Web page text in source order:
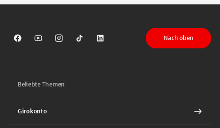
Sparkasse auf Facebook
Sparkasse auf Youtube
Sparkasse auf Instagram
Sparkasse auf TikTok
Sparkasse auf LinkedIn
Nach oben
Beliebte Themen
Girokonto